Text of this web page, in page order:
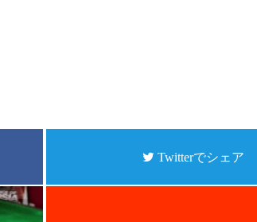
Twitterでシェア